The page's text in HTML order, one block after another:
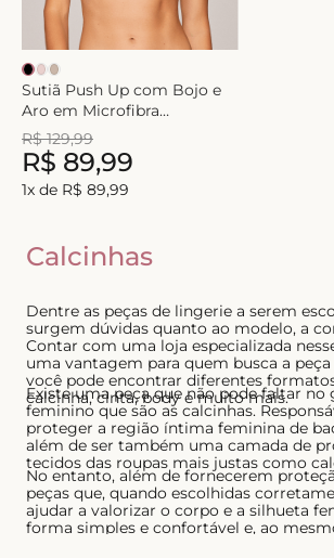
Sutiã Push Up com Bojo e
Aro em Microfibra
Sustentare
R$ 129,99
R$ 89,99
1x de R$ 89,99
Calcinhas
Dentre as peças de lingerie a serem
surgem dúvidas quanto ao modelo, a
Contar com uma loja especializada
uma vantagem para quem busca a peça
você pode encontrar diferentes
calcinha, cinta, body e muito mais.
Existe uma peça que não pode faltar no
feminino que são as calcinhas.
proteger a região íntima feminina de
além de ser também uma camada de
tecidos das roupas mais justas como
No entanto, além de fornecerem
peças que, quando escolhidas
ajudar a valorizar o corpo e a silhueta
forma simples e confortável e, ao